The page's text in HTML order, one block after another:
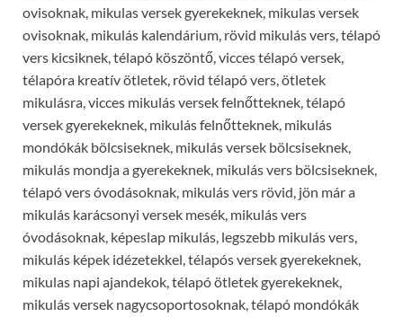
ovisoknak, mikulas versek gyerekeknek, mikulas versek
ovisoknak, mikulás kalendárium, rövid mikulás vers, télapó
vers kicsiknek, télapó köszöntő, vicces télapó versek,
télapóra kreatív ötletek, rövid télapó vers, ötletek
mikulásra, vicces mikulás versek felnőtteknek, télapó
versek gyerekeknek, mikulás felnőtteknek, mikulás
mondókák bölcsiseknek, mikulás versek bölcsiseknek,
mikulás mondja a gyerekeknek, mikulás vers bölcsiseknek,
télapó vers óvodásoknak, mikulás vers rövid, jön már a
mikulás karácsonyi versek mesék, mikulás vers
óvodásoknak, képeslap mikulás, legszebb mikulás vers,
mikulás képek idézetekkel, télapós versek gyerekeknek,
mikulas napi ajandekok, télapó ötletek gyerekeknek,
mikulás versek nagycsoportosoknak, télapó mondókák